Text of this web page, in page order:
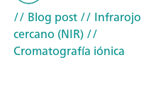
// Blog post// Infrarojo
cercano (NIR)//
Cromatografía iónica